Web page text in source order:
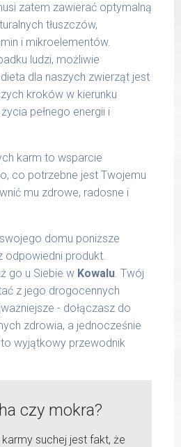
zatem zawierać optymalną
tłuszczów,
i mikroelementów.
ludzi, możliwie
dla naszych zwierząt jest
kroków w kierunku
pełnego energii i
karm to wsparcie
co potrzebne jest Twojemu
mu zdrowe, radosne i
domu poniższe
odpowiedni produkt.
go u Siebie w Kowalu. Twój
z jego drogocennych
- dołączasz do
zdrowia, a jednocześnie
to wyjątkowy przewodnik
czy mokra?
suchej jest fakt, że